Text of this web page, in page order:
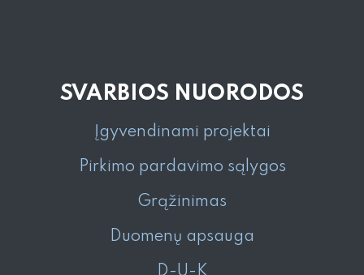
SVARBIOS NUORODOS
Įgyvendinami projektai
Pirkimo pardavimo sąlygos
Grąžinimas
Duomenų apsauga